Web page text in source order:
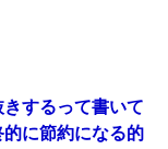
するって書いて
に節約になる的